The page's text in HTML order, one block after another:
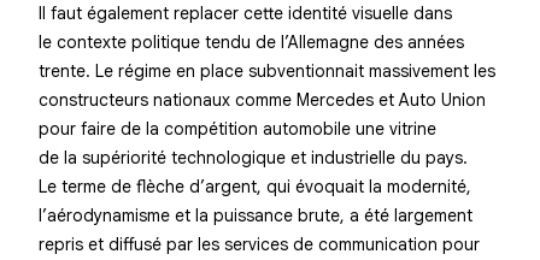
Il faut également replacer cette identité visuelle dans
le contexte politique tendu de l’Allemagne des années
trente. Le régime en place subventionnait massivement les
constructeurs nationaux comme Mercedes et Auto Union
pour faire de la compétition automobile une vitrine
de la supériorité technologique et industrielle du pays.
Le terme de flèche d’argent, qui évoquait la modernité,
l’aérodynamisme et la puissance brute, a été largement
repris et diffusé par les services de communication pour